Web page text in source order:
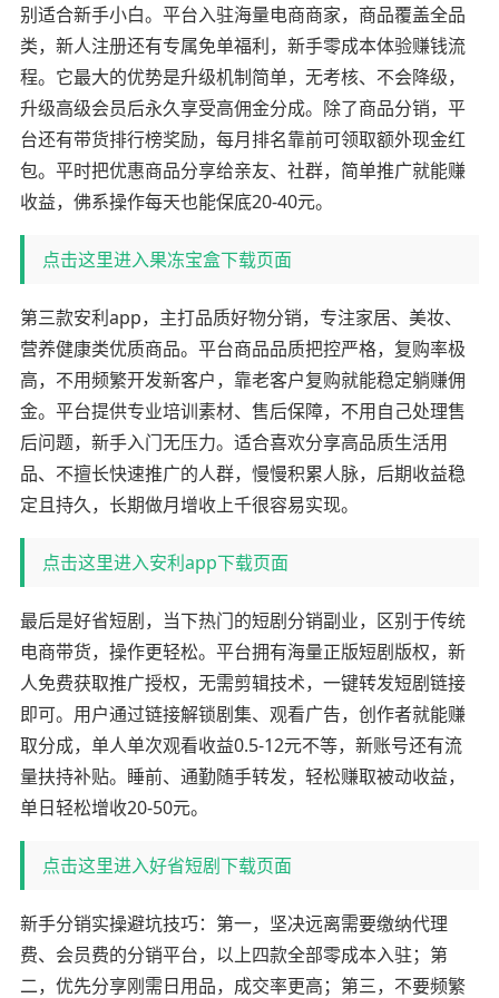
别适合新手小白。平台入驻海量电商商家，商品覆盖全品
类，新人注册还有专属免单福利，新手零成本体验赚钱流
程。它最大的优势是升级机制简单，无考核、不会降级，
升级高级会员后永久享受高佣金分成。除了商品分销，平
台还有带货排行榜奖励，每月排名靠前可领取额外现金红
包。平时把优惠商品分享给亲友、社群，简单推广就能赚
收益，佛系操作每天也能保底20-40元。
点击这里进入果冻宝盒下载页面
第三款安利app，主打品质好物分销，专注家居、美妆、
营养健康类优质商品。平台商品品质把控严格，复购率极
高，不用频繁开发新客户，靠老客户复购就能稳定躺赚佣
金。平台提供专业培训素材、售后保障，不用自己处理售
后问题，新手入门无压力。适合喜欢分享高品质生活用
品、不擅长快速推广的人群，慢慢积累人脉，后期收益稳
定且持久，长期做月增收上千很容易实现。
点击这里进入安利app下载页面
最后是好省短剧，当下热门的短剧分销副业，区别于传统
电商带货，操作更轻松。平台拥有海量正版短剧版权，新
人免费获取推广授权，无需剪辑技术，一键转发短剧链接
即可。用户通过链接解锁剧集、观看广告，创作者就能赚
取分成，单人单次观看收益0.5-12元不等，新账号还有流
量扶持补贴。睡前、通勤随手转发，轻松赚取被动收益，
单日轻松增收20-50元。
点击这里进入好省短剧下载页面
新手分销实操避坑技巧：第一，坚决远离需要缴纳代理
费、会员费的分销平台，以上四款全部零成本入驻；第
二，优先分享刚需日用品，成交率更高；第三，不要频繁